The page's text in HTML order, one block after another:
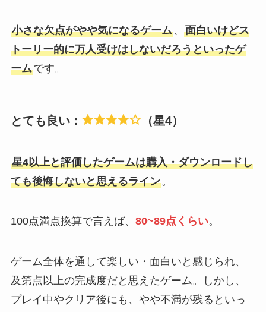
小さな欠点がやや気になるゲーム、 面白いけどス
トーリー的に万人受けはしないだろうといったゲ
ームです。
とても良い： （星4）
星4以上と評価したゲームは購入・ダウンロードし
ても後悔しないと思えるライン。
100点満点換算で言えば、 80~89点くらい。
ゲーム全体を通して楽しい・面白いと感じられ、
及第点以上の完成度だと思えたゲーム。しかし、
プレイ中やクリア後にも、やや不満が残るといっ